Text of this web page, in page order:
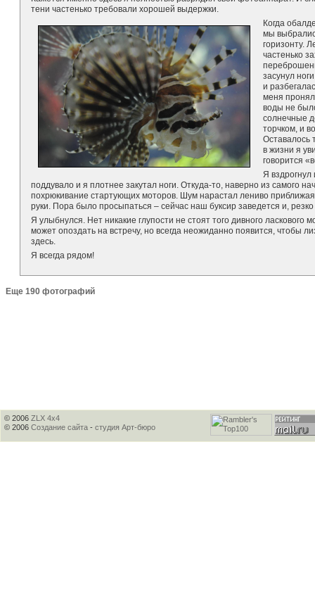
тени частенько требовали хорошей выдержки.
Когда
мы
горизонту.
частенько
засунул
и
меня
воды не
солнечные
торчком, и
Оставалось
в жизни я
говорится
Я
поддувало и я плотнее закутал ноги. Откуда-то, наверно из самого
похрюкивание стартующих моторов. Шум нарастал лениво
руки. Пора было просыпаться – сейчас наш буксир заведется и,
Я улыбнулся. Нет никакие глупости не стоят того дивного ласкового
может опоздать на встречу, но всегда неожиданно появится, чтобы
здесь.
Я всегда рядом!
Еще 190 фотографий
© 2006 ZLX 4x4
© 2006 Создание сайта - студия Арт-бюро